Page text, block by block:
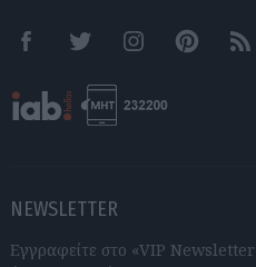
FacebookTwitter InstagramPinterest
NEWSLETTER
Εγγραφείτε στο «VIP